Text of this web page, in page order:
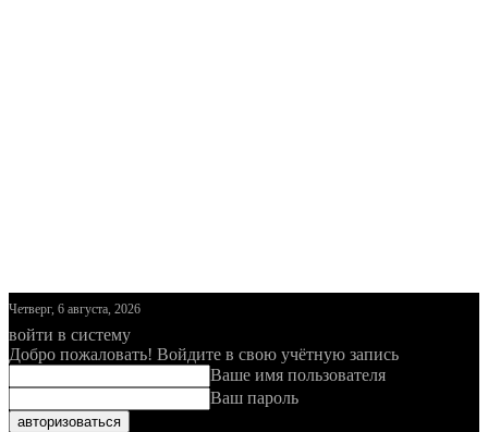
Четверг, 6 августа, 2026
войти в систему
Добро пожаловать! Войдите в свою учётную запись
Ваше имя пользователя
Ваш пароль